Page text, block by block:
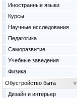
Иностранные языки
Курсы
Научные исследования
Педагогика
Саморазвитие
Учебные заведения
Физика
Обустройство быта
Дизайн и интерьер